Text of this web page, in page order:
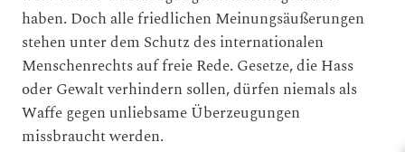
haben. Doch alle friedlichen Meinungsäußerungen
stehen unter dem Schutz des internationalen
Menschenrechts auf freie Rede. Gesetze, die Hass
oder Gewalt verhindern sollen, dürfen niemals als
Waffe gegen unliebsame Überzeugungen
missbraucht werden.